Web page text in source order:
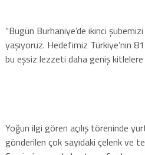
“Bugün Burhaniye’de ikinci
yaşıyoruz. Hedefimiz Türkiye’nin
bu eşsiz lezzeti daha geniş kitlelere
Yoğun ilgi gören açılış töreninde
gönderilen çok sayıdaki çelenk ve